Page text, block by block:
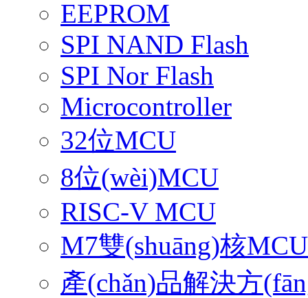
EEPROM
SPI NAND Flash
SPI Nor Flash
Microcontroller
32位MCU
8位(wèi)MCU
RISC-V MCU
M7雙(shuāng)核MCU
產(chǎn)品解決方